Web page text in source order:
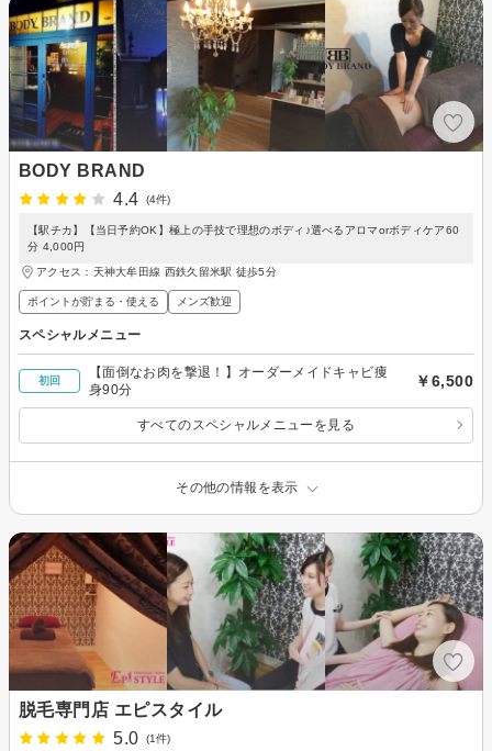
BODY BRAND
4.4
(4件)
【駅チカ】【当日予約OK】極上の手技で理想のボディ♪選べるアロマorボディケア60
分 4,000円
アクセス：天神大牟田線 西鉄久留米駅 徒歩5分
ポイントが貯まる・使える メンズ歓迎
スペシャルメニュー
初回
【面倒なお肉を撃退！】オーダーメイドキャビ痩
身90分
￥6,500
すべてのスペシャルメニューを見る
その他の情報を表示
脱毛専門店 エピスタイル
5.0
(1件)